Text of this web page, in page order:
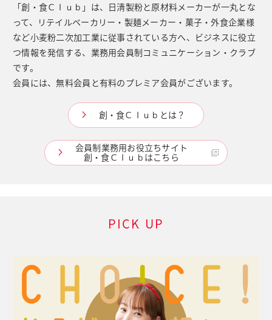
「創・食Ｃｌｕｂ」は、日清製粉と原材料メーカーが一丸とな
って、
リテイルベーカリー・製麺メーカー・菓子・外食企業様
など小麦粉二次加工業に従事されている方へ、
ビジネスに役立
つ情報を発信する、業務用会員制コミュニケーション・クラブ
です。
会員には、無料会員と有料のプレミア会員がございます。
創・食Ｃｌｕｂとは？
会員制業務用お役立ちサイト
創・食Ｃｌｕｂはこちら
PICK UP